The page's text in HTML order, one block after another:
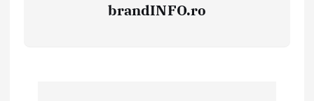
brandINFO.ro